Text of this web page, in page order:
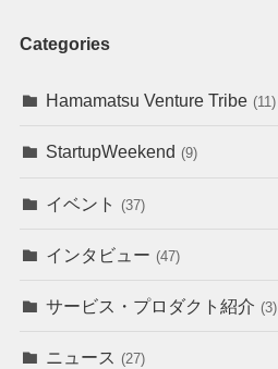
Categories
Hamamatsu Venture Tribe (11)
StartupWeekend (9)
イベント (37)
インタビュー (47)
サービス・プロダクト紹介 (3)
ニュース (27)